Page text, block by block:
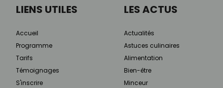
LIENS UTILES
Accueil
Programme
Tarifs
Témoignages
S'inscrire
LES ACTUS
Actualités
Astuces culinaires
Alimentation
Bien-être
Minceur